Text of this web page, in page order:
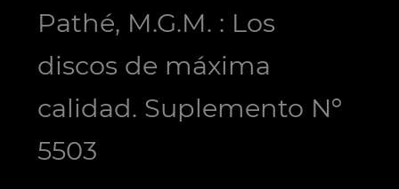
Pathé, M.G.M. : Los
discos de máxima
calidad. Suplemento Nº
5503